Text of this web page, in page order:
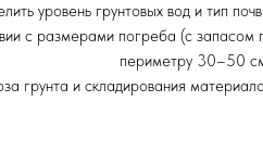
уровень грунтовых вод и тип
с размерами погреба (с запасом
периметру 30–50
грунта и складирования